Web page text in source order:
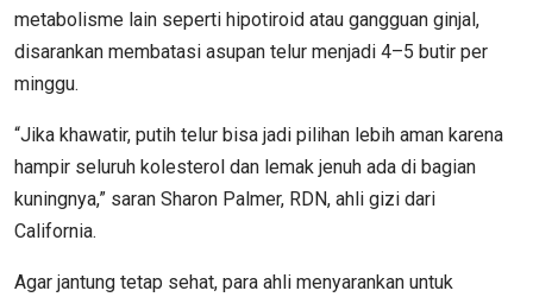
metabolisme lain seperti hipotiroid atau gangguan ginjal,
disarankan membatasi asupan telur menjadi 4–5 butir per
minggu.
“Jika khawatir, putih telur bisa jadi pilihan lebih aman karena
hampir seluruh kolesterol dan lemak jenuh ada di bagian
kuningnya,” saran Sharon Palmer, RDN, ahli gizi dari
California.
Agar jantung tetap sehat, para ahli menyarankan untuk